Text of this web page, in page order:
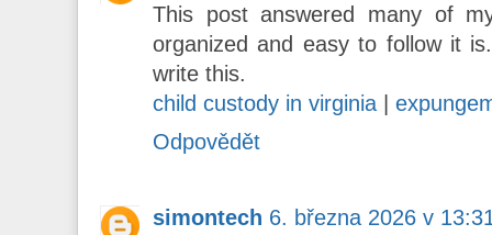
This post answered many of
organized and easy to follow it
write this.
child custody in virginia
Odpovědět
simontech 6. března 2026 v